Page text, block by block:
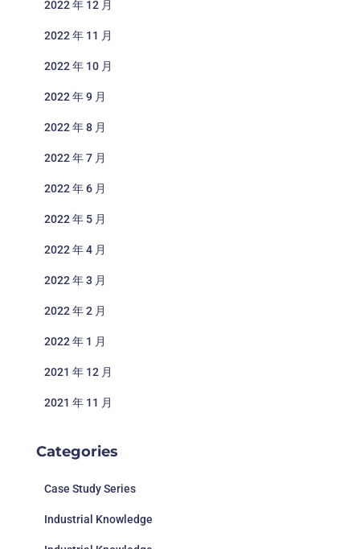
2022 年 12 月
2022 年 11 月
2022 年 10 月
2022 年 9 月
2022 年 8 月
2022 年 7 月
2022 年 6 月
2022 年 5 月
2022 年 4 月
2022 年 3 月
2022 年 2 月
2022 年 1 月
2021 年 12 月
2021 年 11 月
Categories
Case Study Series
Industrial Knowledge